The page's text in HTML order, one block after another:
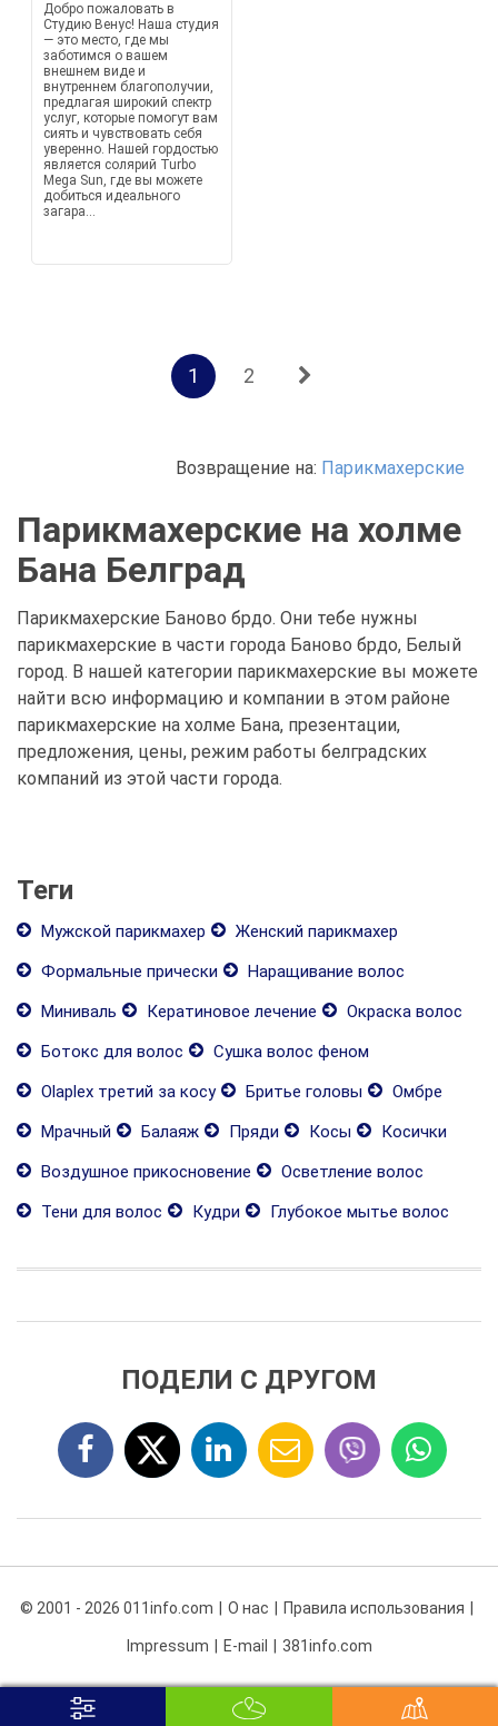
Добро пожаловать в
Студию Венус! Наша студия
— это место, где мы
заботимся о вашем
внешнем виде и
внутреннем благополучии,
предлагая широкий спектр
услуг, которые помогут вам
сиять и чувствовать себя
уверенно. Нашей гордостью
является солярий Turbo
Mega Sun, где вы можете
добиться идеального
загара...
1 2
Возвращение на: Парикмахерские
Парикмахерские на холме
Бана Белград
Парикмахерские Баново брдо. Они тебе нужны
парикмахерские в части города Баново брдо, Белый
город. В нашей категории парикмахерские вы можете
найти всю информацию и компании в этом районе
парикмахерские на холме Бана, презентации,
предложения, цены, режим работы белградских
компаний из этой части города.
Теги
Мужской парикмахер
Женский парикмахер
Формальные прически
Наращивание волос
Миниваль
Кератиновое лечение
Окраска волос
Ботокс для волос
Сушка волос феном
Olaplex третий за косу
Бритье головы
Омбре
Мрачный
Балаяж Пряди Косы
Косички
Воздушное прикосновение
Осветление волос
Тени для волос
Кудри Глубокое мытье волос
ПОДЕЛИ С ДРУГОМ
© 2001 - 2026 011info.com О нас Правила использования
Impressum E-mail 381info.com